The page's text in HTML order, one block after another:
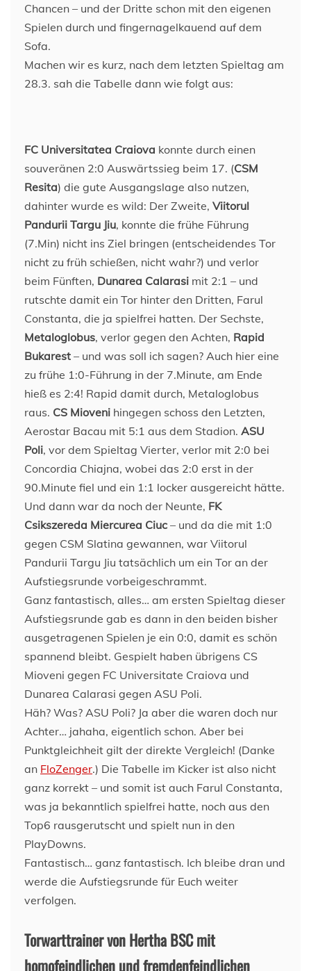
Chancen – und der Dritte schon mit den eigenen
Spielen durch und fingernagelkauend auf dem
Sofa.
Machen wir es kurz, nach dem letzten Spieltag am
28.3. sah die Tabelle dann wie folgt aus:
FC Universitatea Craiova konnte durch einen
souveränen 2:0 Auswärtssieg beim 17. (CSM
Resita) die gute Ausgangslage also nutzen,
dahinter wurde es wild: Der Zweite, Viitorul
Pandurii Targu Jiu, konnte die frühe Führung
(7.Min) nicht ins Ziel bringen (entscheidendes Tor
nicht zu früh schießen, nicht wahr?) und verlor
beim Fünften, Dunarea Calarasi mit 2:1 – und
rutschte damit ein Tor hinter den Dritten, Farul
Constanta, die ja spielfrei hatten. Der Sechste,
Metaloglobus, verlor gegen den Achten, Rapid
Bukarest – und was soll ich sagen? Auch hier eine
zu frühe 1:0-Führung in der 7.Minute, am Ende
hieß es 2:4! Rapid damit durch, Metaloglobus
raus. CS Mioveni hingegen schoss den Letzten,
Aerostar Bacau mit 5:1 aus dem Stadion. ASU
Poli, vor dem Spieltag Vierter, verlor mit 2:0 bei
Concordia Chiajna, wobei das 2:0 erst in der
90.Minute fiel und ein 1:1 locker ausgereicht hätte.
Und dann war da noch der Neunte, FK
Csikszereda Miercurea Ciuc – und da die mit 1:0
gegen CSM Slatina gewannen, war Viitorul
Pandurii Targu Jiu tatsächlich um ein Tor an der
Aufstiegsrunde vorbeigeschrammt.
Ganz fantastisch, alles… am ersten Spieltag dieser
Aufstiegsrunde gab es dann in den beiden bisher
ausgetragenen Spielen je ein 0:0, damit es schön
spannend bleibt. Gespielt haben übrigens CS
Mioveni gegen FC Universitate Craiova und
Dunarea Calarasi gegen ASU Poli.
Häh? Was? ASU Poli? Ja aber die waren doch nur
Achter… jahaha, eigentlich schon. Aber bei
Punktgleichheit gilt der direkte Vergleich! (Danke
an FloZenger.) Die Tabelle im Kicker ist also nicht
ganz korrekt – und somit ist auch Farul Constanta,
was ja bekanntlich spielfrei hatte, noch aus den
Top6 rausgerutscht und spielt nun in den
PlayDowns.
Fantastisch… ganz fantastisch. Ich bleibe dran und
werde die Aufstiegsrunde für Euch weiter
verfolgen.
Torwarttrainer von Hertha BSC mit
homofeindlichen und fremdenfeindlichen